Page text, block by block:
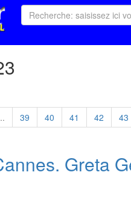
39 40 41 42 43
Greta